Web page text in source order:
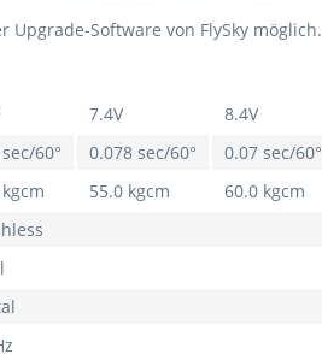
Software von FlySky möglich.
7.4V
8.4V
60° 0.078 sec/60°
0.07 sec/60°
55.0 kgcm
60.0 kgcm